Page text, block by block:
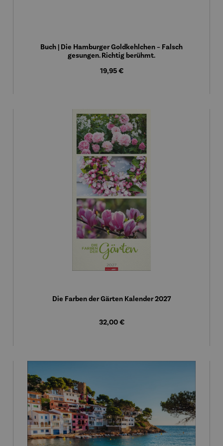
Buch | Die Hamburger Goldkehlchen – Falsch
gesungen. Richtig berühmt.
Regulärer Preis:
19,95 €
Die Farben der Gärten Kalender 2027
Regulärer Preis:
32,00 €